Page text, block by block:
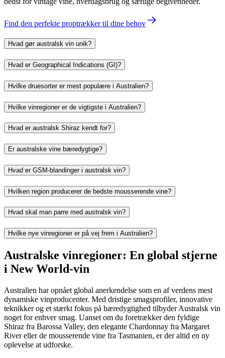
Find den perfekte proptrækker til dine behov
Hvad gør australsk vin unik?
Hvad er Geographical Indications (GI)?
Hvilke druesorter er mest populære i Australien?
Hvilke vinregioner er de vigtigste i Australien?
Hvad er australsk Shiraz kendt for?
Er australske vine bæredygtige?
Hvad er GSM-blandinger i australsk vin?
Hvilken region producerer de bedste mousserende vine?
Hvad skal man parre med australsk vin?
Hvilke nye vinregioner er på vej frem i Australien?
Australske vinregioner: En global stjerne
i New World-vin
Australien har opnået global anerkendelse som en af verdens mest
dynamiske vinproducenter. Med dristige smagsprofiler, innovative
teknikker og et stærkt fokus på bæredygtighed tilbyder Australsk vin
noget for enhver smag. Uanset om du foretrækker den fyldige
Shiraz fra Barossa Valley, den elegante Chardonnay fra Margaret
River eller de mousserende vine fra Tasmanien, er der altid en ny
oplevelse at udforske.